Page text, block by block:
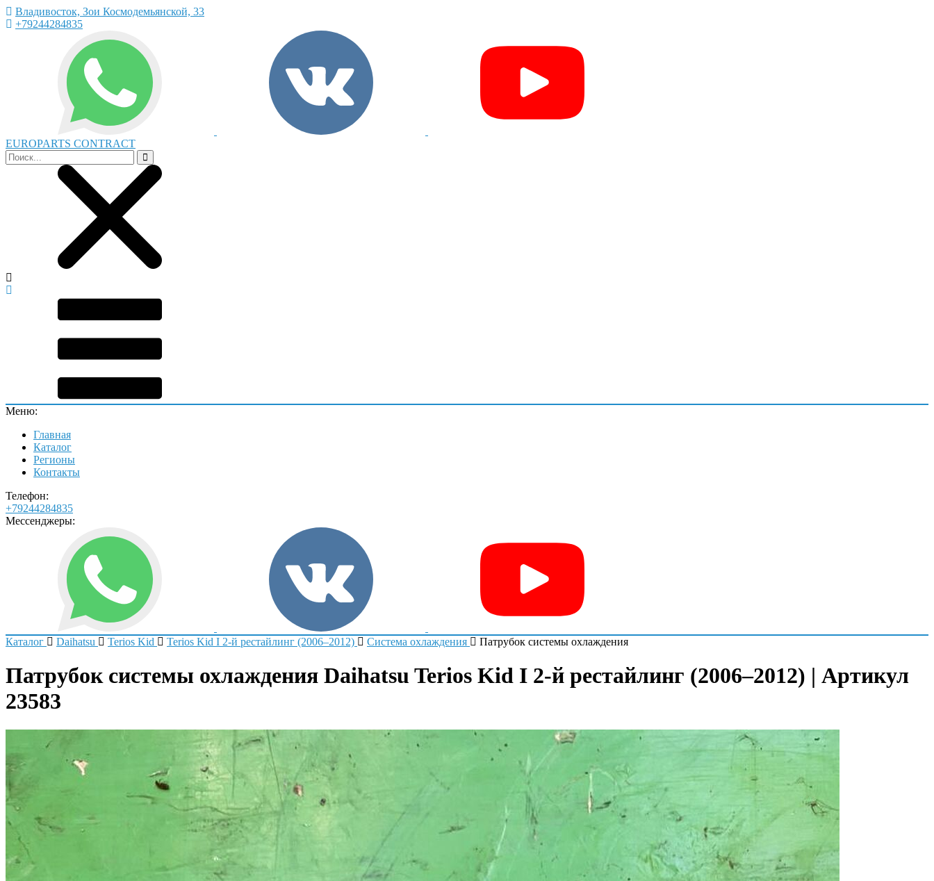
Владивосток, Зои Космодемьянской, 33
+79244284835
EUROPARTS CONTRACT
Меню:
Главная
Каталог
Регионы
Контакты
Телефон:
+79244284835
Мессенджеры:
Каталог Daihatsu Terios Kid Terios Kid I 2-й рестайлинг (2006–2012) Система охлаждения Патрубок системы охлаждения
Патрубок системы охлаждения Daihatsu Terios Kid I 2-й рестайлинг (2006–2012) | Артикул
23583